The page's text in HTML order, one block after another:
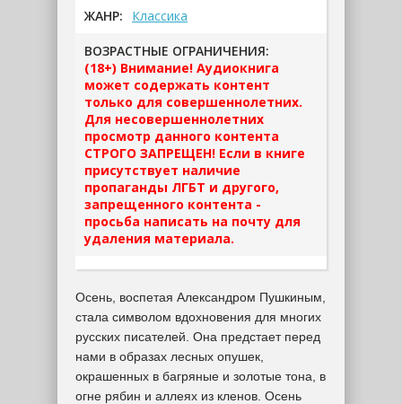
ЖАНР: Классика
ВОЗРАСТНЫЕ ОГРАНИЧЕНИЯ:
(18+) Внимание! Аудиокнига
может содержать контент
только для совершеннолетних.
Для несовершеннолетних
просмотр данного контента
СТРОГО ЗАПРЕЩЕН! Если в книге
присутствует наличие
пропаганды ЛГБТ и другого,
запрещенного контента -
просьба написать на почту для
удаления материала.
Осень, воспетая Александром Пушкиным,
стала символом вдохновения для многих
русских писателей. Она предстает перед
нами в образах лесных опушек,
окрашенных в багряные и золотые тона, в
огне рябин и аллеях из кленов. Осень